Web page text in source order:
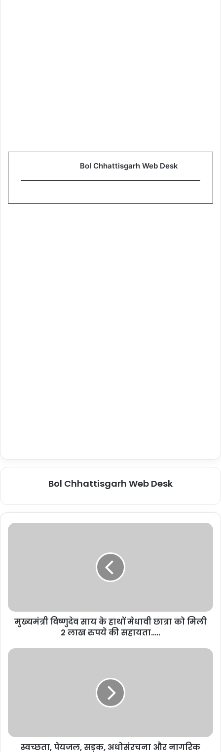
Bol Chhattisgarh Web Desk
Bol Chhattisgarh Web Desk
मुख्यमंत्री विष्णुदेव साय के हाथों मेधावी छात्रा को मिली
2 लाख रुपये की सहायता…..
स्वच्छता, पेयजल, सड़क, अधोसंरचना और नागरिक